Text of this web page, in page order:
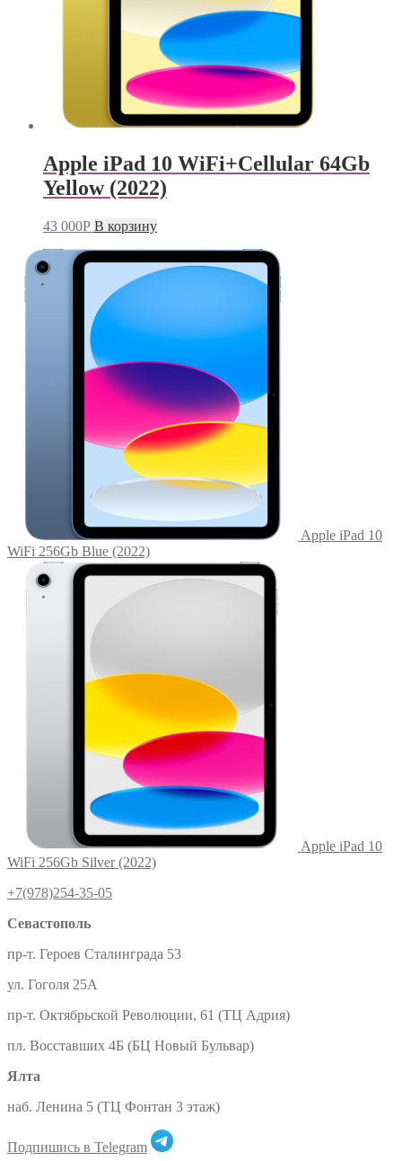
Apple iPad 10 WiFi+Cellular 64Gb
Yellow (2022)
43 000Р В корзину
Apple iPad 10
WiFi 256Gb Blue (2022)
Apple iPad 10
WiFi 256Gb Silver (2022)
+7(978)254-35-05
Севастополь
пр-т. Героев Сталинграда 53
ул. Гоголя 25А
пр-т. Октябрьской Революции, 61 (ТЦ Адрия)
пл. Восставших 4Б (БЦ Новый Бульвар)
Ялта
наб. Ленина 5 (ТЦ Фонтан 3 этаж)
Подпишись в Telegram